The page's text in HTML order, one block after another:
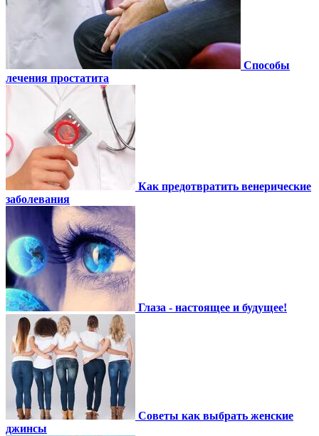
Способы
лечения простатита
Как предотвратить венерические
заболевания
Глаза - настоящее и будущее!
Советы как выбрать женские
джинсы